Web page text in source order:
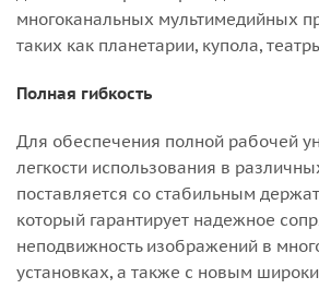
многоканальных мультимедийных
таких как планетарии, купола,
Полная гибкость
Для обеспечения полной рабочей
легкости использования в
поставляется со стабильным
который гарантирует надежное
неподвижность изображений в
установках, а также с новым